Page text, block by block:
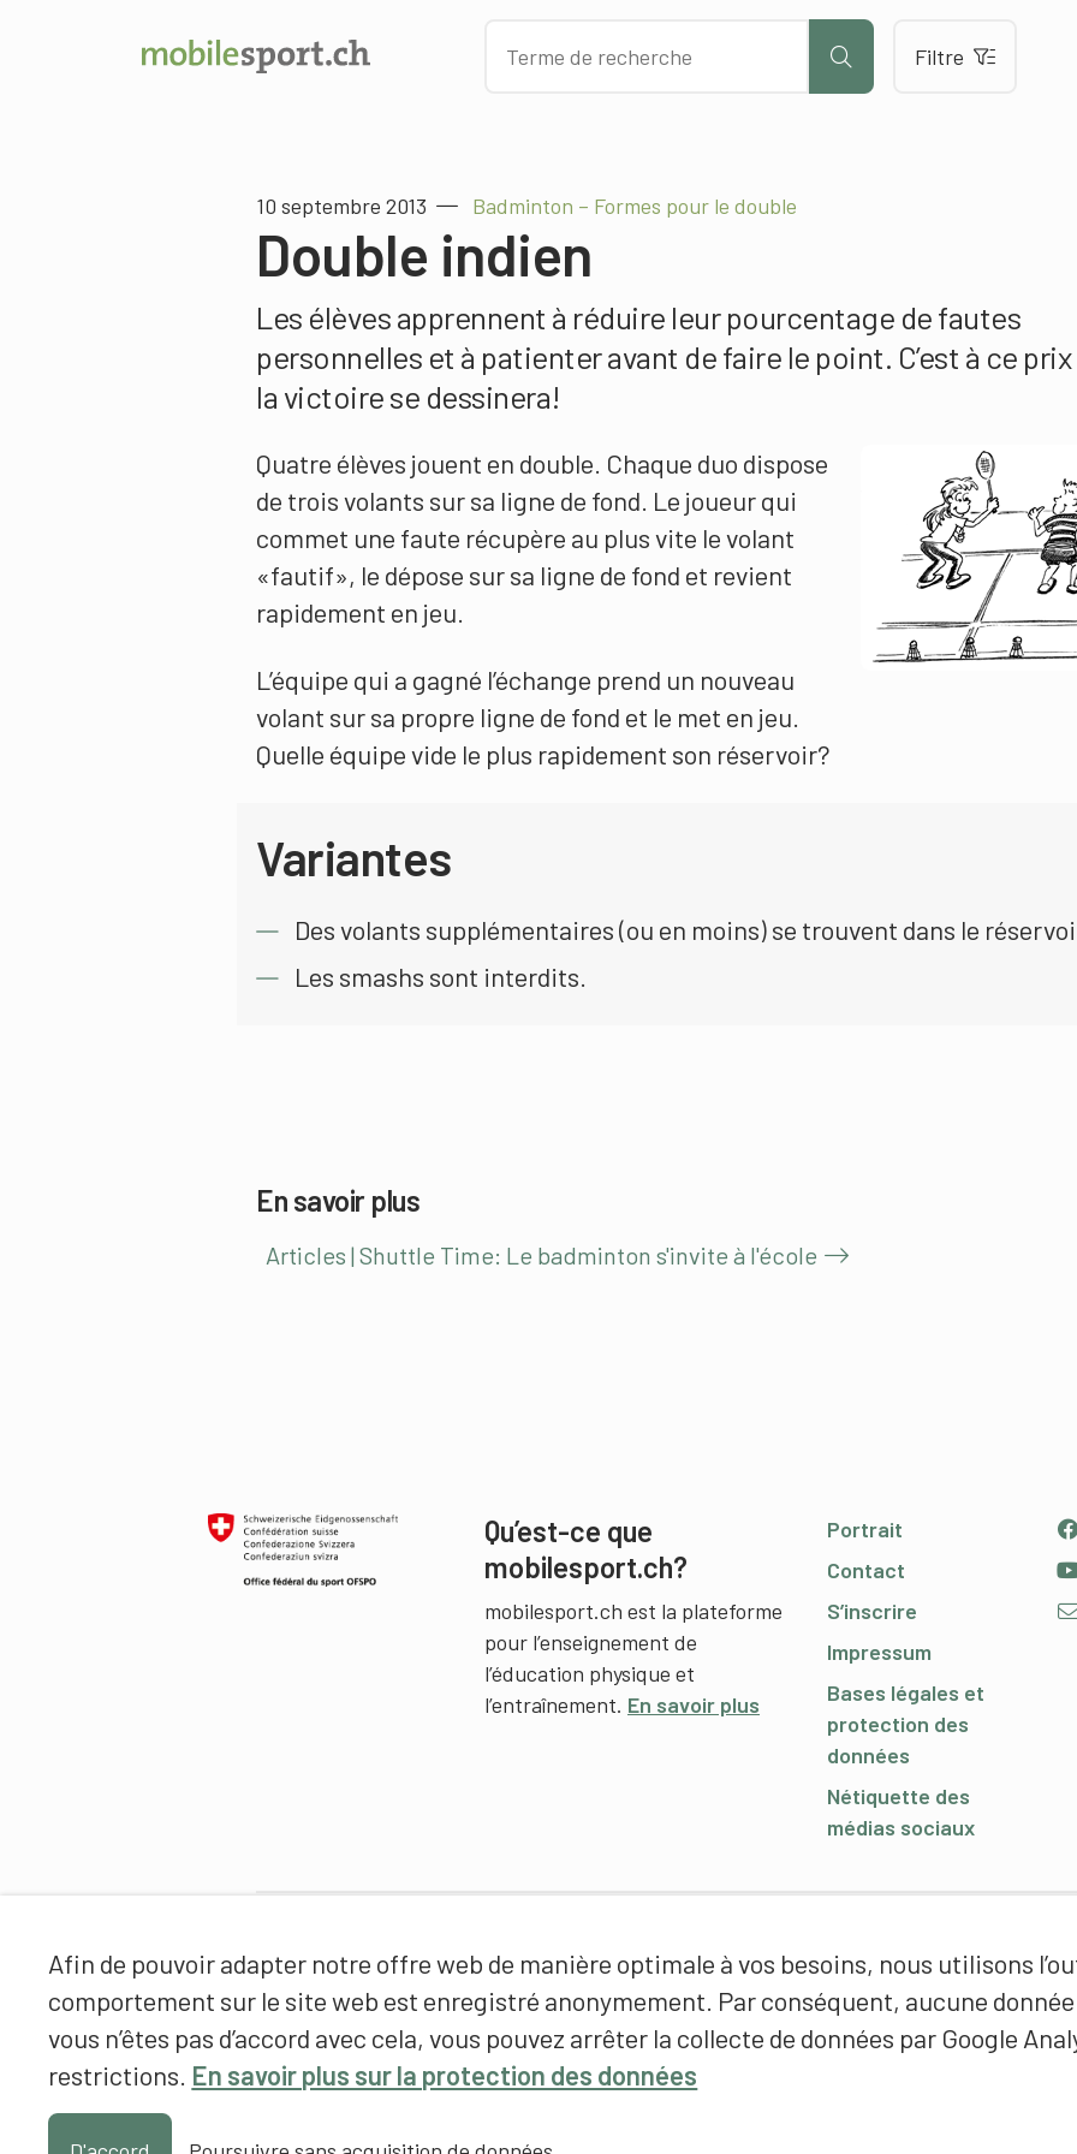
Afin de pouvoir adapter notre offre web de manière optimale à vos besoins, nous utilisons
comportement sur le site web est enregistré anonymement. Par conséquent, aucune
vous n’êtes pas d’accord avec cela, vous pouvez arrêter la collecte de données par Google
restrictions. En savoir plus sur la protection des données
Filtre
10 septembre 2013 Badminton – Formes pour le double
Double indien
Les élèves apprennent à réduire leur pourcentage de fautes
personnelles et à patienter avant de faire le point. C’est à ce
la victoire se dessinera!
Quatre élèves jouent en double. Chaque duo dispose
de trois volants sur sa ligne de fond. Le joueur qui
commet une faute récupère au plus vite le volant
«fautif», le dépose sur sa ligne de fond et revient
rapidement en jeu.
L’équipe qui a gagné l’échange prend un nouveau
volant sur sa propre ligne de fond et le met en jeu.
Quelle équipe vide le plus rapidement son réservoir?
Variantes
Des volants supplémentaires (ou en moins) se trouvent dans le
Les smashs sont interdits.
En savoir plus
Articles | Shuttle Time: Le badminton s'invite à l'école
Qu’est-ce que
mobilesport.ch?
mobilesport.ch est la plateforme
pour l’enseignement de
l’éducation physique et
l’entraînement. En savoir plus
Portrait
Contact
S’inscrire
Impressum
Bases légales et
protection des
données
Nétiquette des
médias sociaux